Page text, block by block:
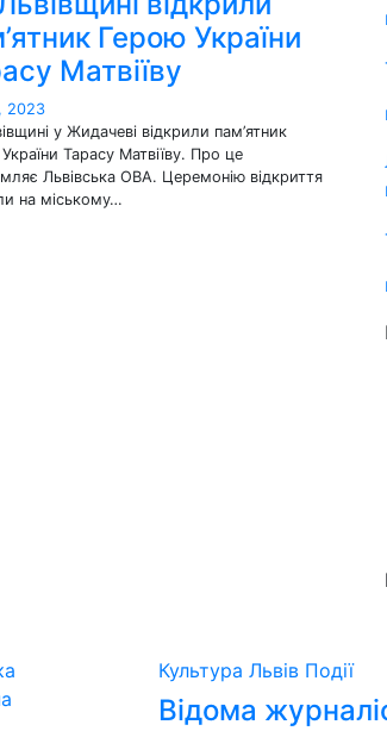
Герою України
Матвіїву
2023
у Жидачеві відкрили пам’ятник
Тарасу Матвіїву. Про це
Львівська ОВА. Церемонію відкриття
на міському…
Культура Львів Події
Відома